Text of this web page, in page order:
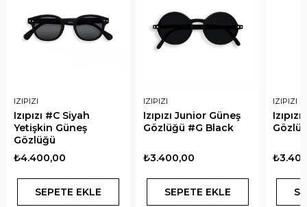
IZIPIZI
Izıpızı #C Siyah
Yetişkin Güneş
Gözlüğü
₺4.400,00
SEPETE EKLE
IZIPIZI
Izıpızı Junior Güneş
Gözlüğü #G Black
₺3.400,00
SEPETE EKLE
IZIPIZI